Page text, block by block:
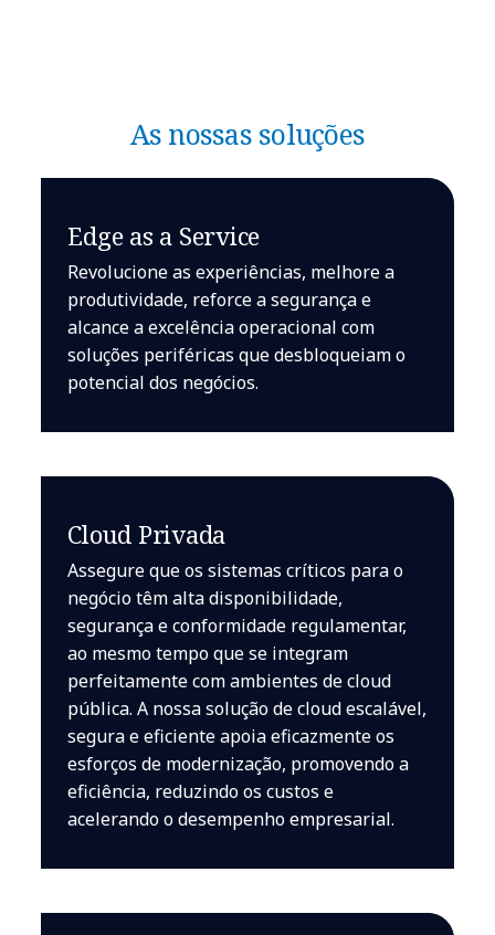
As nossas soluções
Edge as a Service
Revolucione as experiências, melhore a
produtividade, reforce a segurança e
alcance a excelência operacional com
soluções periféricas que desbloqueiam o
potencial dos negócios.
Cloud Privada
Assegure que os sistemas críticos para o
negócio têm alta disponibilidade,
segurança e conformidade regulamentar,
ao mesmo tempo que se integram
perfeitamente com ambientes de cloud
pública. A nossa solução de cloud escalável,
segura e eficiente apoia eficazmente os
esforços de modernização, promovendo a
eficiência, reduzindo os custos e
acelerando o desempenho empresarial.